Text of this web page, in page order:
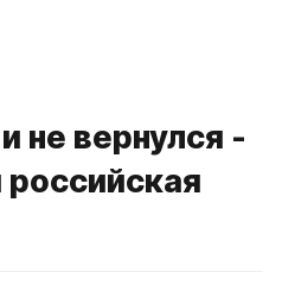
не вернулся -